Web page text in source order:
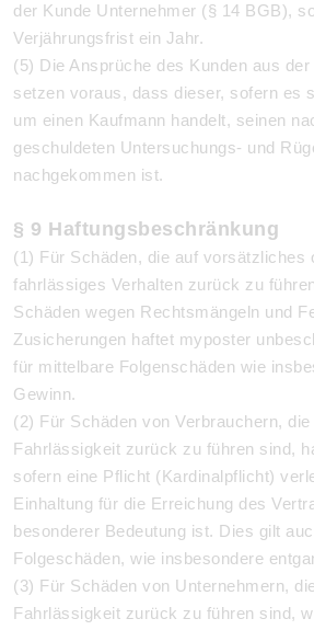
der Kunde Unternehmer (§ 14 BGB),
Verjährungsfrist ein Jahr.
(5) Die Ansprüche des Kunden aus
setzen voraus, dass dieser, sofern es
um einen Kaufmann handelt, seinen
geschuldeten Untersuchungs- und
nachgekommen ist.
§ 9 Haftungsbeschränkung
(1) Für Schäden, die auf vorsätzliches
fahrlässiges Verhalten zurück zu
Schäden wegen Rechtsmängeln und
Zusicherungen haftet myposter
für mittelbare Folgenschäden wie
Gewinn.
(2) Für Schäden von Verbrauchern,
Fahrlässigkeit zurück zu führen sind,
sofern eine Pflicht (Kardinalpflicht)
Einhaltung für die Erreichung des
besonderer Bedeutung ist. Dies gilt
Folgeschäden, wie insbesondere
(3) Für Schäden von Unternehmern,
Fahrlässigkeit zurück zu führen sind,